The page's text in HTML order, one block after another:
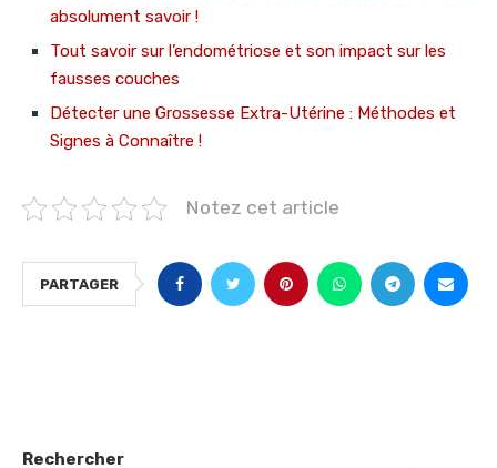
absolument savoir !
Tout savoir sur l’endométriose et son impact sur les
fausses couches
Détecter une Grossesse Extra-Utérine : Méthodes et
Signes à Connaître !
Notez cet article
PARTAGER
Rechercher